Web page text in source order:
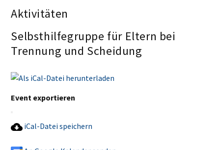
Aktivitäten
Selbsthilfegruppe für Eltern bei
Trennung und Scheidung
Event exportieren
iCal-Datei speichern